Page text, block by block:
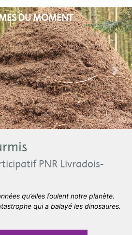
DU MOMENT
PNR Livradois-
qu’elles foulent notre planète.
qui a balayé les dinosaures.